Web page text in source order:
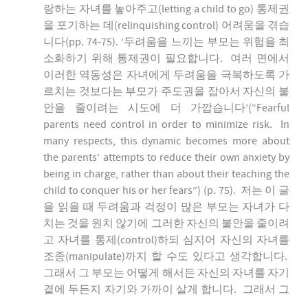
랑하는 자녀를 놓아주고(letting a child to go) 통제권
을 포기하는 데(relinquishing control) 어려움을 겪습
니다(pp. 74-75). ‘두려움을 느끼는 부모는 위험을 최
소화하기 위해 통제권이 필요합니다. 여러 면에서
이러한 역동성은 자녀에게 두려움을 극복하도록 가
르치는 것보다는 부모가 주도권을 잡아서 자신의 불
안을 줄이려는 시도에 더 가깝습니다’(“Fearful
parents need control in order to minimize risk. In
many respects, this dynamic becomes more about
the parents’ attempts to reduce their own anxiety by
being in charge, rather than about their teaching the
child to conquer his or her fears”) (p. 75). 저는 이 글
을 읽을 때 두려움과 걱정이 많은 부모는 자녀가 다
치는 것을 원치 않기에 그러한 자신의 불안을 줄이려
고 자녀를 통제(control)하되 심지어 자신의 자녀를
조종(manipulate)까지 할 수도 있다고 생각합니다.
그래서 그 부모는 어떻게 해서든 자신의 자녀를 자기
곁에 두든지 자기와 가까이 살게 합니다. 그래서 그